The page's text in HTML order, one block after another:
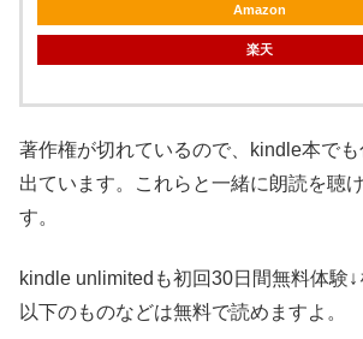
Amazon
楽天
著作権が切れているので、kindle本で
出ています。これらと一緒に朗読を聴
す。
kindle unlimitedも初回30日間無料体験↓
以下のものなどは無料で読めますよ。